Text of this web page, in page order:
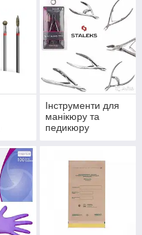
Інструменти для
манікюру та
педикюру